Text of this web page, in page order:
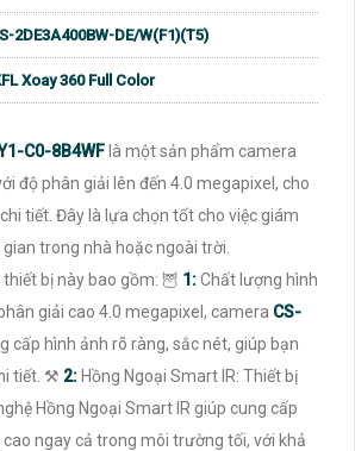
2DE3A400BW-DE/W(F1)(T5)
Xoay 360 Full Color
C0-8B4WF là một sản phẩm camera
độ phân giải lên đến 4.0 megapixel, cho
tiết. Đây là lựa chọn tốt cho việc giám
trong nhà hoặc ngoài trời.
bị này bao gồm: 🦉 1:Chất lượng hình
giải cao 4.0 megapixel, camera CS-
cấp hình ảnh rõ ràng, sắc nét, giúp bạn
tiết. ⚒ 2: Hồng Ngoại Smart IR: Thiết bị
Hồng Ngoại Smart IR giúp cung cấp
ngay cả trong môi trường tối, với khả